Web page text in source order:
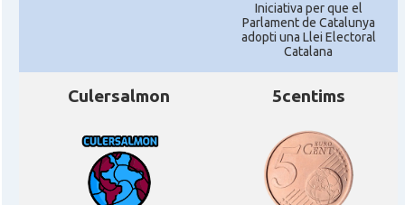
Iniciativa per que el
Parlament de Catalunya
adopti una Llei Electoral
Catalana
Culersalmon 5centims